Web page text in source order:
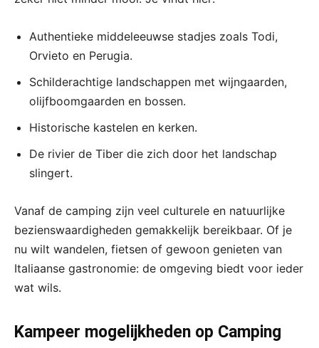
Authentieke middeleeuwse stadjes zoals Todi,
Orvieto en Perugia.
Schilderachtige landschappen met wijngaarden,
olijfboomgaarden en bossen.
Historische kastelen en kerken.
De rivier de Tiber die zich door het landschap
slingert.
Vanaf de camping zijn veel culturele en natuurlijke
bezienswaardigheden gemakkelijk bereikbaar. Of je
nu wilt wandelen, fietsen of gewoon genieten van
Italiaanse gastronomie: de omgeving biedt voor ieder
wat wils.
Kampeer mogelijkheden op Camping